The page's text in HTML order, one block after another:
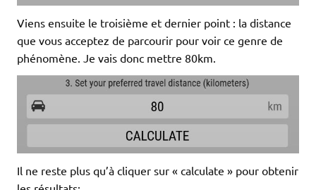
Viens ensuite le troisième et dernier point : la distance
que vous acceptez de parcourir pour voir ce genre de
phénomène. Je vais donc mettre 80km.
Il ne reste plus qu’à cliquer sur « calculate » pour obtenir